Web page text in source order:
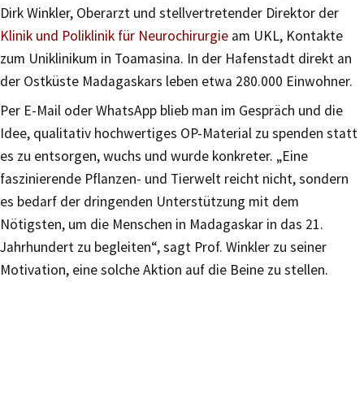
Dirk Winkler, Oberarzt und stellvertretender Direktor der
Klinik und Poliklinik für Neurochirurgie am UKL, Kontakte
zum Uniklinikum in Toamasina. In der Hafenstadt direkt an
der Ostküste Madagaskars leben etwa 280.000 Einwohner.
Per E-Mail oder WhatsApp blieb man im Gespräch und die
Idee, qualitativ hochwertiges OP-Material zu spenden statt
es zu entsorgen, wuchs und wurde konkreter. „Eine
faszinierende Pflanzen- und Tierwelt reicht nicht, sondern
es bedarf der dringenden Unterstützung mit dem
Nötigsten, um die Menschen in Madagaskar in das 21.
Jahrhundert zu begleiten“, sagt Prof. Winkler zu seiner
Motivation, eine solche Aktion auf die Beine zu stellen.